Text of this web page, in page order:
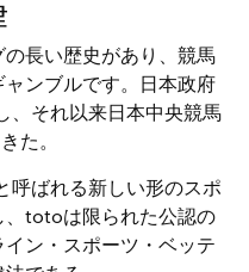
長い歴史があり、競馬
ンブルです。日本政府
、それ以来日本中央競馬
た。
ばれる新しい形のスポ
、totoは限られた公認の
ン・スポーツ・ベッテ